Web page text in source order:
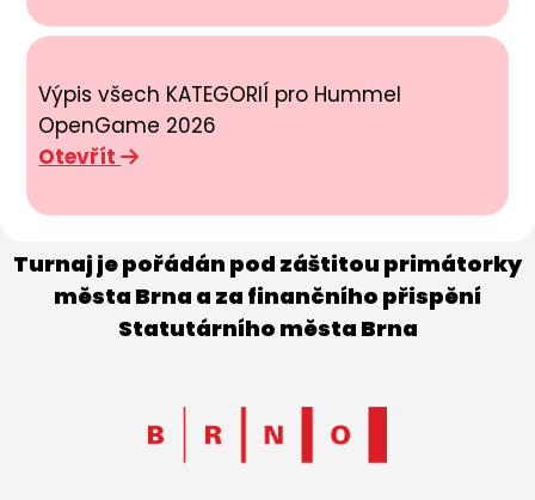
Výpis všech KATEGORIÍ pro Hummel
OpenGame 2026
Otevřít
Turnaj je pořádán pod záštitou primátorky
města Brna a za finančního přispění
Statutárního města Brna